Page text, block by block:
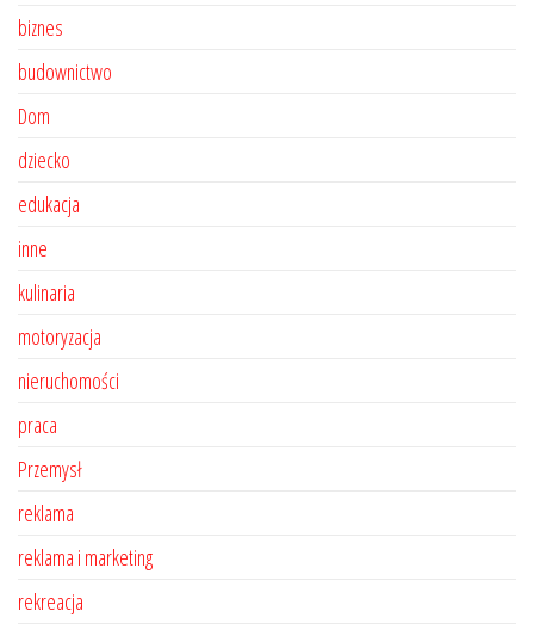
biznes
budownictwo
Dom
dziecko
edukacja
inne
kulinaria
motoryzacja
nieruchomości
praca
Przemysł
reklama
reklama i marketing
rekreacja